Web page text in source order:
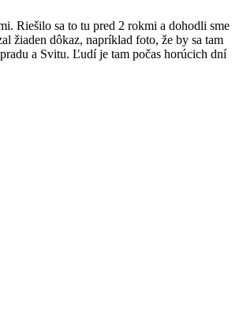
Riešilo sa to tu pred 2 rokmi a dohodli sme
žiaden dôkaz, napríklad foto, že by sa tam
a Svitu. Ľudí je tam počas horúcich dní